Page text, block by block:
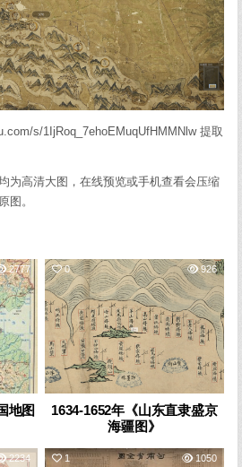
s/1IjRoq_7ehoEMuqUfHMMNlw 提取
为高清大图，在线预览或手机查看会压缩
图。
2777
地图
0 926
1634-1652年《山东直隶盛京
海疆图》
2234 1 1050